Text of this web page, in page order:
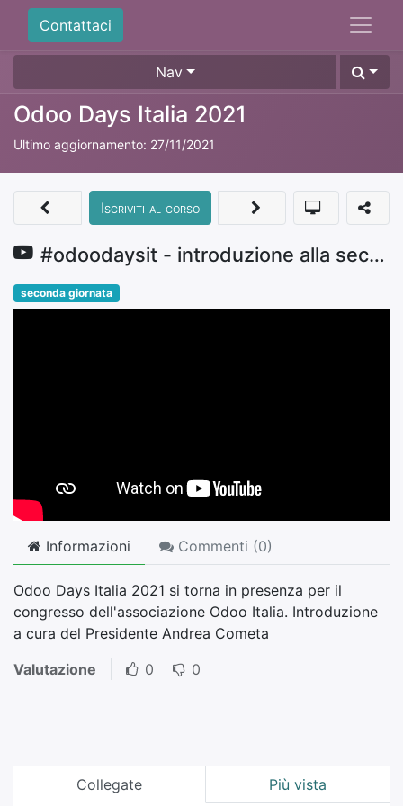
Contattaci
Nav
Odoo Days Italia 2021
Ultimo aggiornamento: 27/11/2021
Collegate Più vista
#odoodaysit - introduzione alla seconda giornata a cura di Andrea Cometa
Iscriviti al corso
seconda giornata
Informazioni Commenti (0)
Odoo Days Italia 2021 si torna in presenza per il
congresso dell'associazione Odoo Italia. Introduzione
a cura del Presidente Andrea Cometa
Valutazione
0 0